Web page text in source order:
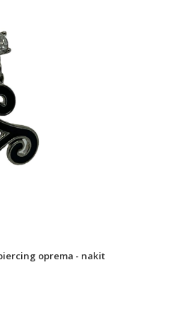
oprema - nakit